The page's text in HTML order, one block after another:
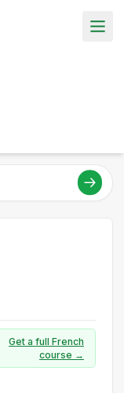
Get a full French
course →